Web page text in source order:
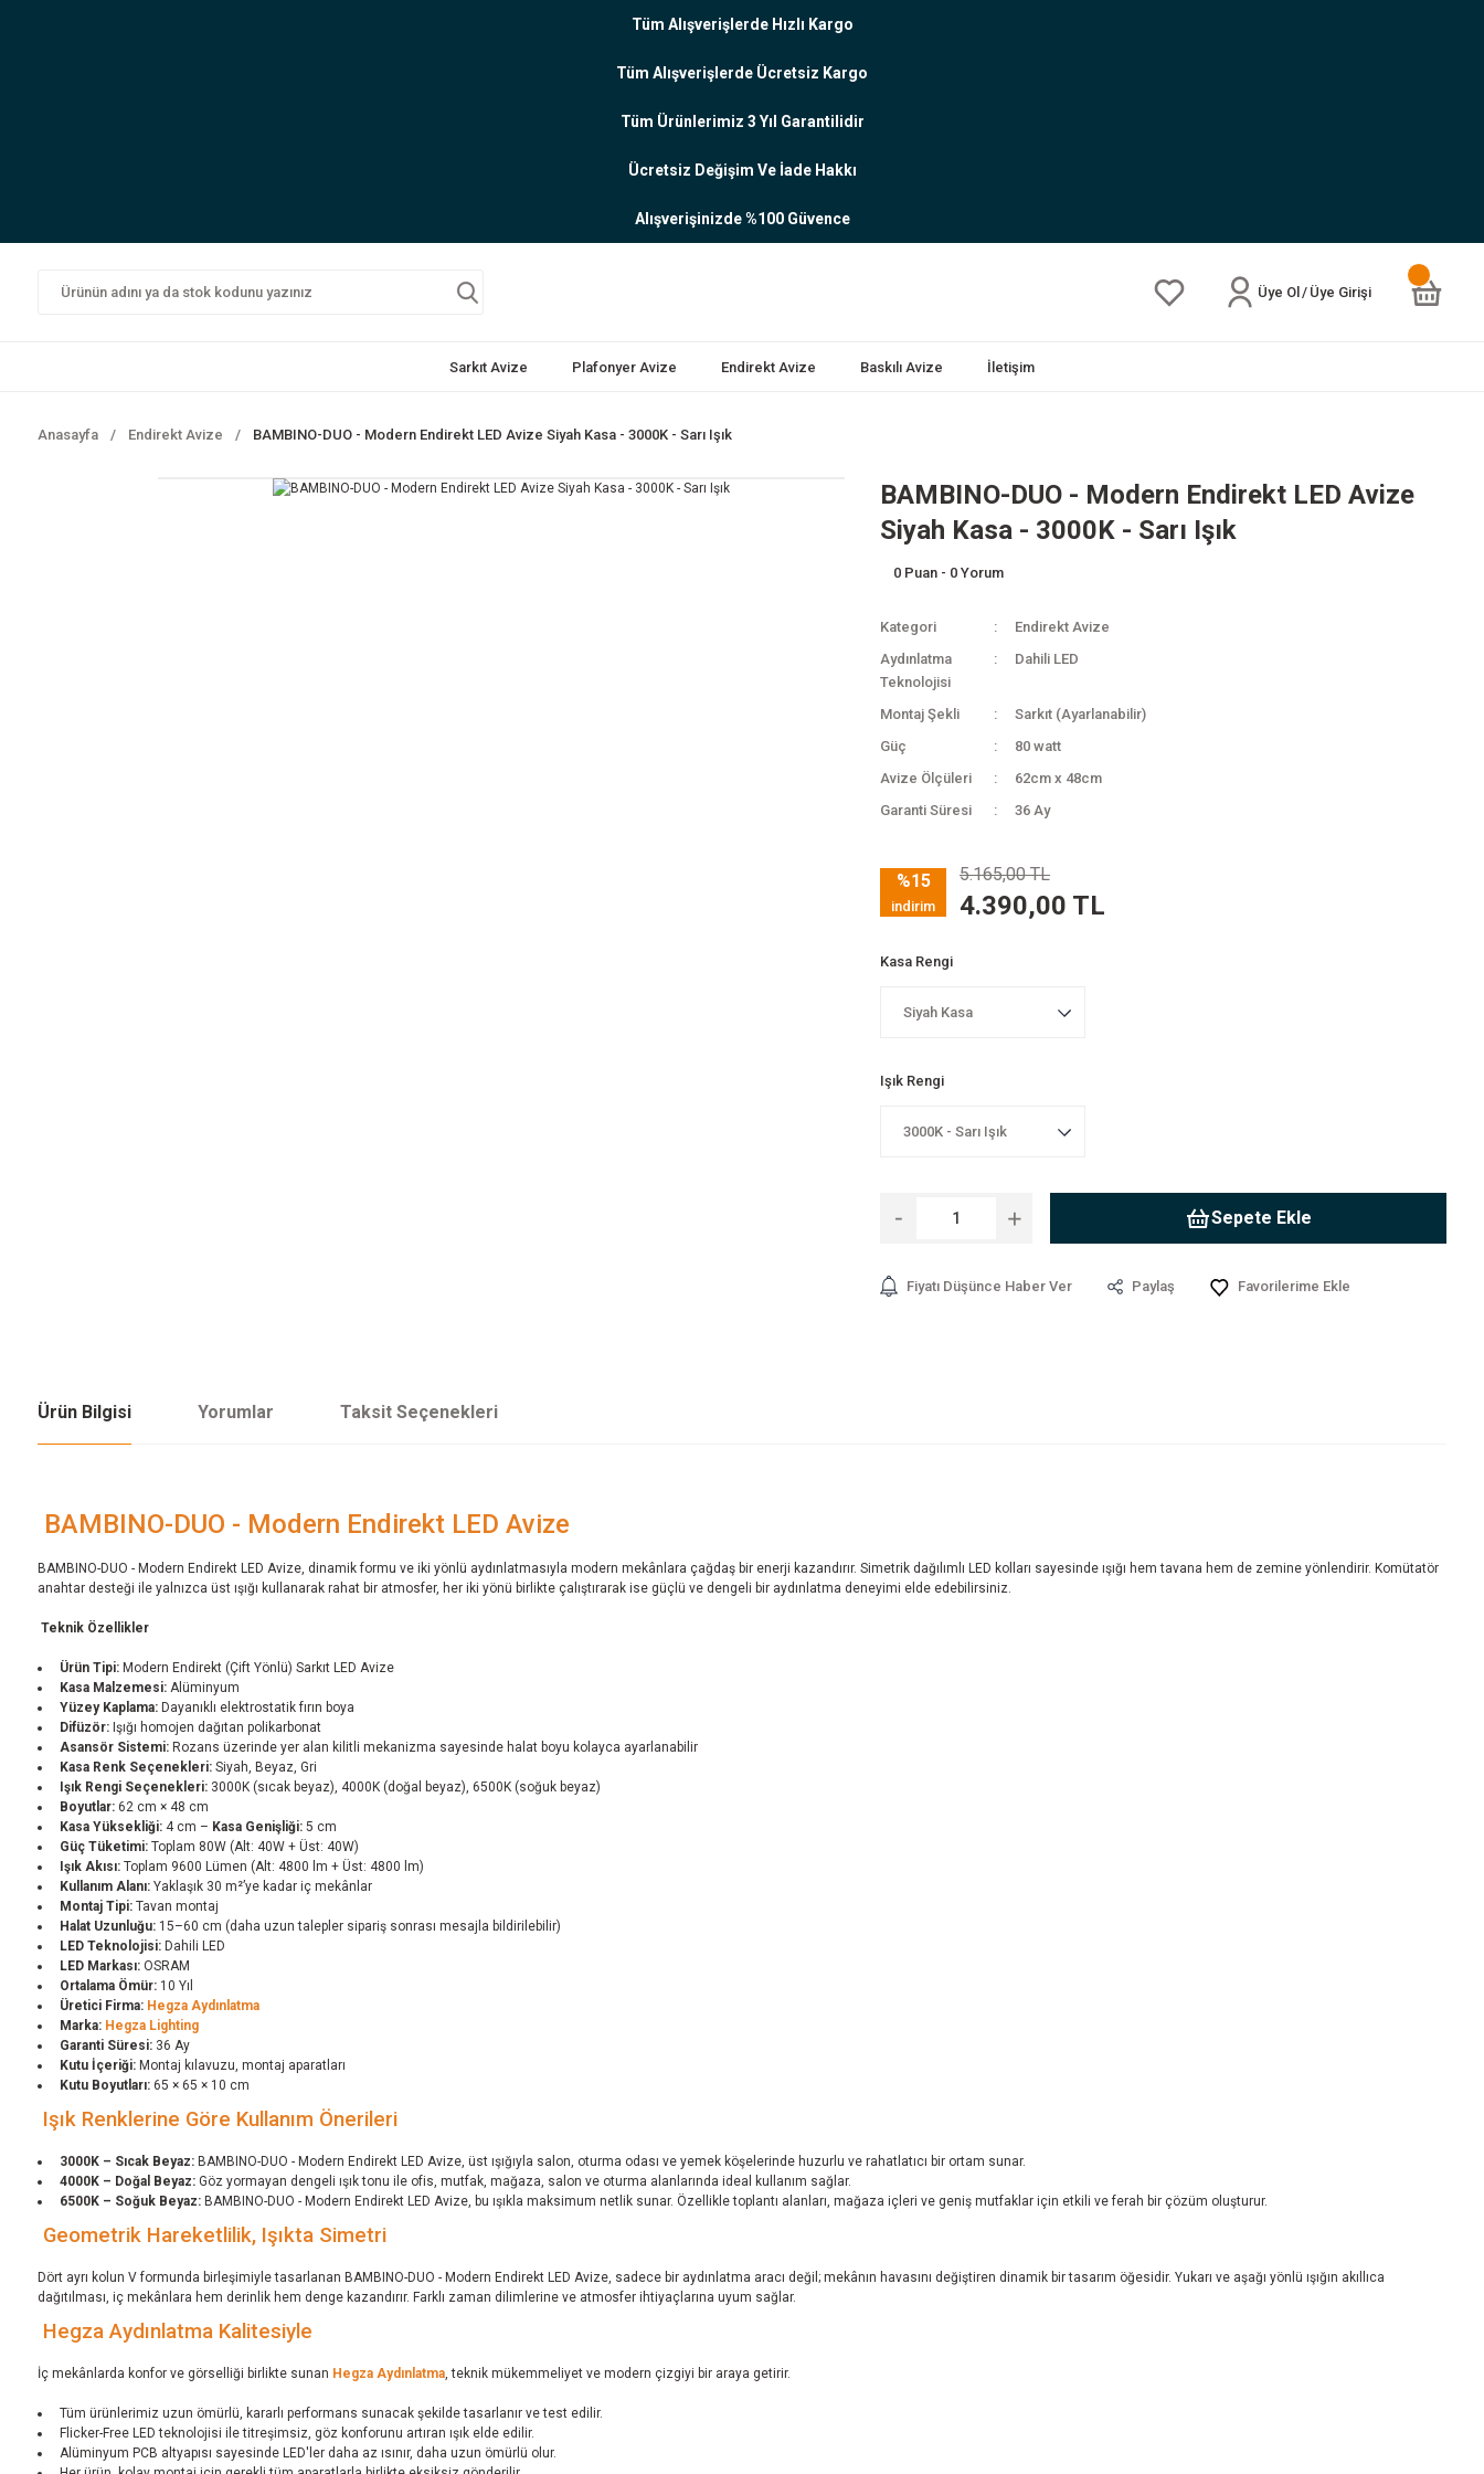
Tüm Alışverişlerde Hızlı Kargo
Tüm Alışverişlerde Ücretsiz Kargo
Tüm Ürünlerimiz 3 Yıl Garantilidir
Ücretsiz Değişim Ve İade Hakkı
Alışverişinizde %100 Güvence
Üye Ol / Üye Girişi
Sarkıt Avize Plafonyer Avize Endirekt Avize Baskılı Avize İletişim
Anasayfa Endirekt Avize BAMBINO-DUO - Modern Endirekt LED Avize Siyah Kasa - 3000K - Sarı Işık
BAMBINO-DUO - Modern Endirekt LED Avize
Siyah Kasa - 3000K - Sarı Işık
0 Puan - 0 Yorum
Kategori
Endirekt Avize
Aydınlatma
Teknolojisi
Dahili LED
Montaj Şekli
Sarkıt (Ayarlanabilir)
Güç
80 watt
Avize Ölçüleri
62cm x 48cm
Garanti Süresi
36 Ay
%15
indirim
5.165,00 TL
4.390,00 TL
Kasa Rengi
Işık Rengi
Sepete Ekle
Fiyatı Düşünce Haber Ver Paylaş
Ürün Bilgisi Yorumlar Taksit Seçenekleri
BAMBINO-DUO - Modern Endirekt LED Avize
BAMBINO-DUO - Modern Endirekt LED Avize, dinamik formu ve iki yönlü aydınlatmasıyla modern mekânlara çağdaş bir enerji kazandırır. Simetrik dağılımlı LED kolları sayesinde ışığı hem tavana hem de zemine yönlendirir. Komütatör
anahtar desteği ile yalnızca üst ışığı kullanarak rahat bir atmosfer, her iki yönü birlikte çalıştırarak ise güçlü ve dengeli bir aydınlatma deneyimi elde edebilirsiniz.
Teknik Özellikler
Ürün Tipi: Modern Endirekt (Çift Yönlü) Sarkıt LED Avize
Kasa Malzemesi: Alüminyum
Yüzey Kaplama: Dayanıklı elektrostatik fırın boya
Difüzör: Işığı homojen dağıtan polikarbonat
Asansör Sistemi: Rozans üzerinde yer alan kilitli mekanizma sayesinde halat boyu kolayca ayarlanabilir
Kasa Renk Seçenekleri: Siyah, Beyaz, Gri
Işık Rengi Seçenekleri: 3000K (sıcak beyaz), 4000K (doğal beyaz), 6500K (soğuk beyaz)
Boyutlar: 62 cm × 48 cm
Kasa Yüksekliği: 4 cm – Kasa Genişliği: 5 cm
Güç Tüketimi: Toplam 80W (Alt: 40W + Üst: 40W)
Işık Akısı: Toplam 9600 Lümen (Alt: 4800 lm + Üst: 4800 lm)
Kullanım Alanı: Yaklaşık 30 m²’ye kadar iç mekânlar
Montaj Tipi: Tavan montaj
Halat Uzunluğu: 15–60 cm (daha uzun talepler sipariş sonrası mesajla bildirilebilir)
LED Teknolojisi: Dahili LED
LED Markası: OSRAM
Ortalama Ömür: 10 Yıl
Üretici Firma: Hegza Aydınlatma
Marka: Hegza Lighting
Garanti Süresi: 36 Ay
Kutu İçeriği: Montaj kılavuzu, montaj aparatları
Kutu Boyutları: 65 × 65 × 10 cm
Işık Renklerine Göre Kullanım Önerileri
3000K – Sıcak Beyaz: BAMBINO-DUO - Modern Endirekt LED Avize, üst ışığıyla salon, oturma odası ve yemek köşelerinde huzurlu ve rahatlatıcı bir ortam sunar.
4000K – Doğal Beyaz: Göz yormayan dengeli ışık tonu ile ofis, mutfak, mağaza, salon ve oturma alanlarında ideal kullanım sağlar.
6500K – Soğuk Beyaz: BAMBINO-DUO - Modern Endirekt LED Avize, bu ışıkla maksimum netlik sunar. Özellikle toplantı alanları, mağaza içleri ve geniş mutfaklar için etkili ve ferah bir çözüm oluşturur.
Geometrik Hareketlilik, Işıkta Simetri
Dört ayrı kolun V formunda birleşimiyle tasarlanan BAMBINO-DUO - Modern Endirekt LED Avize, sadece bir aydınlatma aracı değil; mekânın havasını değiştiren dinamik bir tasarım öğesidir. Yukarı ve aşağı yönlü ışığın akıllıca
dağıtılması, iç mekânlara hem derinlik hem denge kazandırır. Farklı zaman dilimlerine ve atmosfer ihtiyaçlarına uyum sağlar.
Hegza Aydınlatma Kalitesiyle
İç mekânlarda konfor ve görselliği birlikte sunan Hegza Aydınlatma, teknik mükemmeliyet ve modern çizgiyi bir araya getirir.
Tüm ürünlerimiz uzun ömürlü, kararlı performans sunacak şekilde tasarlanır ve test edilir.
Flicker-Free LED teknolojisi ile titreşimsiz, göz konforunu artıran ışık elde edilir.
Alüminyum PCB altyapısı sayesinde LED'ler daha az ısınır, daha uzun ömürlü olur.